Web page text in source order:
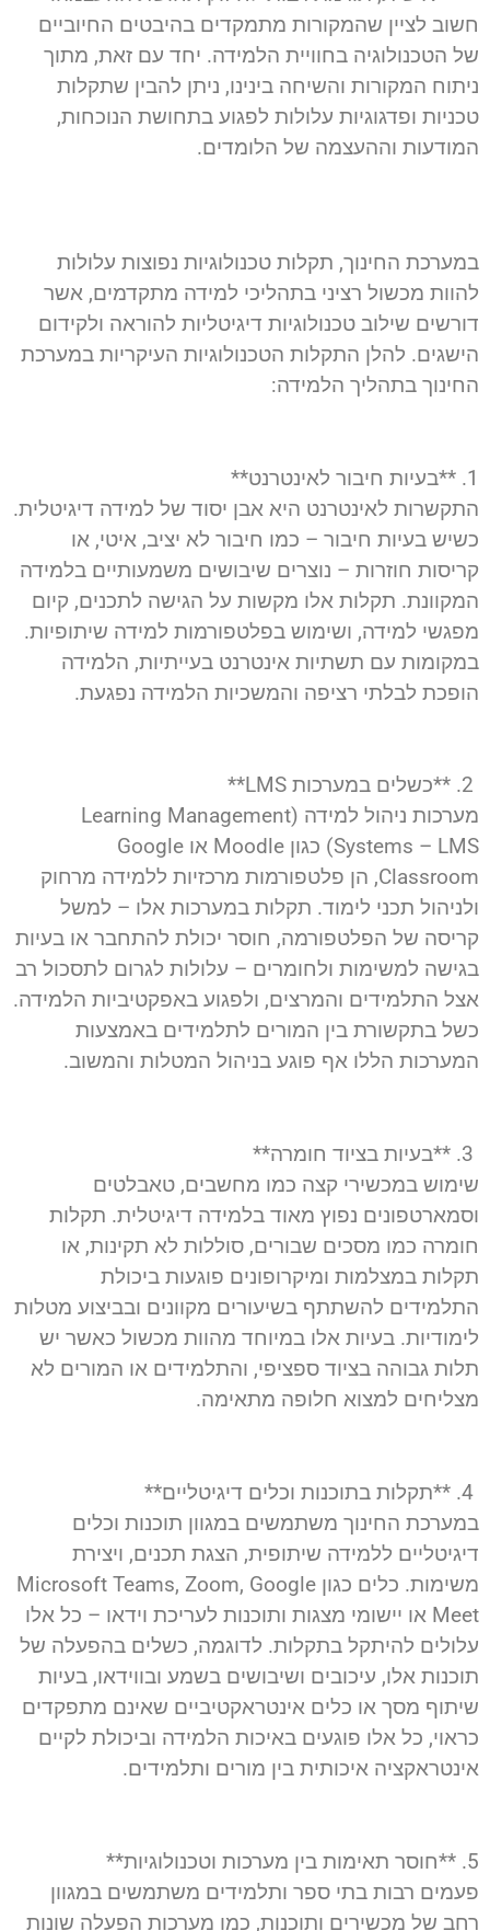
חשוב לציין שהמקורות מתמקדים בהיבטים החיוביים
של הטכנולוגיה בחוויית הלמידה. יחד עם זאת, מתוך
ניתוח המקורות והשיחה בינינו, ניתן להבין שתקלות
טכניות ופדגוגיות עלולות לפגוע בתחושת הנוכחות,
המודעות וההעצמה של הלומדים.
במערכת החינוך, תקלות טכנולוגיות נפוצות עלולות
להוות מכשול רציני בתהליכי למידה מתקדמים, אשר
דורשים שילוב טכנולוגיות דיגיטליות להוראה ולקידום
הישגים. להלן התקלות הטכנולוגיות העיקריות במערכת
החינוך בתהליך הלמידה:
1. **בעיות חיבור לאינטרנט**
התקשרות לאינטרנט היא אבן יסוד של למידה דיגיטלית.
כשיש בעיות חיבור – כמו חיבור לא יציב, איטי, או
קריסות חוזרות – נוצרים שיבושים משמעותיים בלמידה
המקוונת. תקלות אלו מקשות על הגישה לתכנים, קיום
מפגשי למידה, ושימוש בפלטפורמות למידה שיתופיות.
במקומות עם תשתיות אינטרנט בעייתיות, הלמידה
הופכת לבלתי רציפה והמשכיות הלמידה נפגעת.
מערכות ניהול למידה (Learning Management
Systems – LMS) כגון Moodle או Google
Classroom, הן פלטפורמות מרכזיות ללמידה מרחוק
ולניהול תכני לימוד. תקלות במערכות אלו – למשל
קריסה של הפלטפורמה, חוסר יכולת להתחבר או בעיות
בגישה למשימות ולחומרים – עלולות לגרום לתסכול רב
אצל התלמידים והמרצים, ולפגוע באפקטיביות הלמידה.
כשל בתקשורת בין המורים לתלמידים באמצעות
המערכות הללו אף פוגע בניהול המטלות והמשוב.
שימוש במכשירי קצה כמו מחשבים, טאבלטים
וסמארטפונים נפוץ מאוד בלמידה דיגיטלית. תקלות
חומרה כמו מסכים שבורים, סוללות לא תקינות, או
תקלות במצלמות ומיקרופונים פוגעות ביכולת
התלמידים להשתתף בשיעורים מקוונים ובביצוע מטלות
לימודיות. בעיות אלו במיוחד מהוות מכשול כאשר יש
תלות גבוהה בציוד ספציפי, והתלמידים או המורים לא
מצליחים למצוא חלופה מתאימה.
במערכת החינוך משתמשים במגוון תוכנות וכלים
דיגיטליים ללמידה שיתופית, הצגת תכנים, ויצירת
משימות. כלים כגון Microsoft Teams, Zoom, Google
Meet או יישומי מצגות ותוכנות לעריכת וידאו – כל אלו
עלולים להיתקל בתקלות. לדוגמה, כשלים בהפעלה של
תוכנות אלו, עיכובים ושיבושים בשמע ובווידאו, בעיות
שיתוף מסך או כלים אינטראקטיביים שאינם מתפקדים
כראוי, כל אלו פוגעים באיכות הלמידה וביכולת לקיים
אינטראקציה איכותית בין מורים ותלמידים.
5. **חוסר תאימות בין מערכות וטכנולוגיות**
פעמים רבות בתי ספר ותלמידים משתמשים במגוון
רחב של מכשירים ותוכנות, כמו מערכות הפעלה שונות